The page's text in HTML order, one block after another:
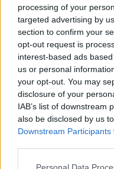
processing of your
targeted advertising by
section to confirm your
opt-out request is
interest-based ads
us or personal
your opt-out. You may
disclosure of your
IAB’s list of downstream
also be disclosed by us
Downstream Participants
Please note that this
Personal Data
Από τα πιο
μπουτάκια κοτόπουλο
μουστάρδα και
ρύζι. Έχεις
την gorgonzola, τα
μπέικον.